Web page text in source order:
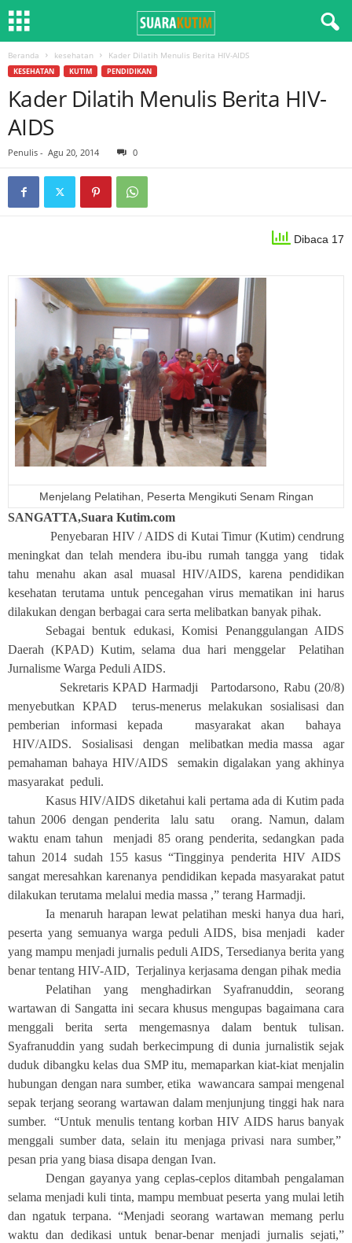
Beranda kesehatan Kader Dilatih Menulis Berita HIV-AIDS
KESEHATAN KUTIM PENDIDIKAN
Kader Dilatih Menulis Berita HIV-
AIDS
Penulis - Agu 20, 2014 0
Dibaca 17
Menjelang Pelatihan, Peserta Mengikuti Senam Ringan
SANGATTA,Suara Kutim.com
Penyebaran HIV / AIDS di Kutai Timur (Kutim) cendrung
meningkat dan telah mendera ibu-ibu rumah tangga yang tidak
tahu menahu akan asal muasal HIV/AIDS, karena pendidikan
kesehatan terutama untuk pencegahan virus mematikan ini harus
dilakukan dengan berbagai cara serta melibatkan banyak pihak.
Sebagai bentuk edukasi, Komisi Penanggulangan AIDS
Daerah (KPAD) Kutim, selama dua hari menggelar Pelatihan
Jurnalisme Warga Peduli AIDS.
Sekretaris KPAD Harmadji Partodarsono, Rabu (20/8)
menyebutkan KPAD terus-menerus melakukan sosialisasi dan
pemberian informasi kepada masyarakat akan bahaya
HIV/AIDS. Sosialisasi dengan melibatkan media massa agar
pemahaman bahaya HIV/AIDS semakin digalakan yang akhinya
masyarakat peduli.
Kasus HIV/AIDS diketahui kali pertama ada di Kutim pada
tahun 2006 dengan penderita lalu satu orang. Namun, dalam
waktu enam tahun menjadi 85 orang penderita, sedangkan pada
tahun 2014 sudah 155 kasus “Tingginya penderita HIV AIDS
sangat meresahkan karenanya pendidikan kepada masyarakat patut
dilakukan terutama melalui media massa ,” terang Harmadji.
Ia menaruh harapan lewat pelatihan meski hanya dua hari,
peserta yang semuanya warga peduli AIDS, bisa menjadi kader
yang mampu menjadi jurnalis peduli AIDS, Tersedianya berita yang
benar tentang HIV-AID, Terjalinya kerjasama dengan pihak media
Pelatihan yang menghadirkan Syafranuddin, seorang
wartawan di Sangatta ini secara khusus mengupas bagaimana cara
menggali berita serta mengemasnya dalam bentuk tulisan.
Syafranuddin yang sudah berkecimpung di dunia jurnalistik sejak
duduk dibangku kelas dua SMP itu, memaparkan kiat-kiat menjalin
hubungan dengan nara sumber, etika wawancara sampai mengenal
sepak terjang seorang wartawan dalam menjunjung tinggi hak nara
sumber. “Untuk menulis tentang korban HIV AIDS harus banyak
menggali sumber data, selain itu menjaga privasi nara sumber,”
pesan pria yang biasa disapa dengan Ivan.
Dengan gayanya yang ceplas-ceplos ditambah pengalaman
selama menjadi kuli tinta, mampu membuat peserta yang mulai letih
dan ngatuk terpana. “Menjadi seorang wartawan memang perlu
waktu dan dedikasi untuk benar-benar menjadi jurnalis sejati,”